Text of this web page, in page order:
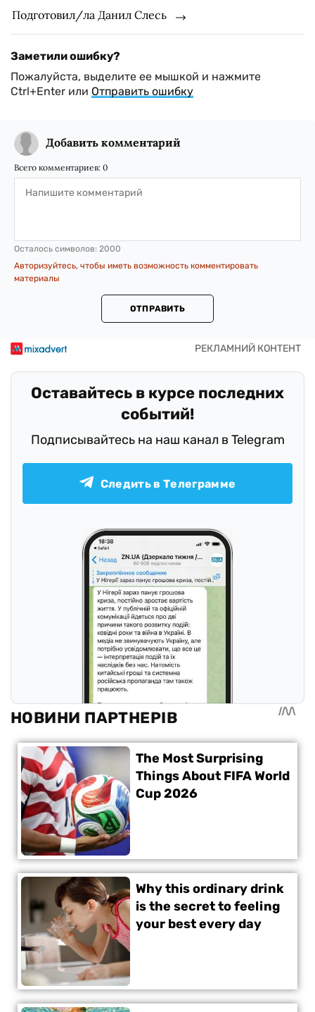
Подготовил/ла Данил Слесь
Заметили ошибку?
Пожалуйста, выделите ее мышкой и нажмите
Ctrl+Enter или Отправить ошибку
Добавить комментарий
Всего комментариев: 0
Осталось символов: 2000
Авторизуйтесь, чтобы иметь возможность комментировать
материалы
ОТПРАВИТЬ
Оставайтесь в курсе последних
событий!
Подписывайтесь на наш канал в Telegram
Следить в Телеграмме